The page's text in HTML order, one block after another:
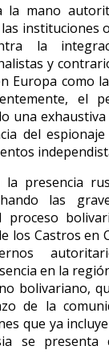
la mano
instituciones
la
y
Europa como
el
una
del
presencia
las
los Castros en
en la
bolivariano,
de la
que ya
se presenta